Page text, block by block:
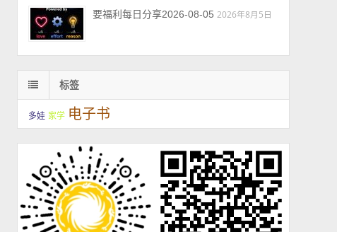
要福利每日分享2026-08-05 2026年8月5日
标签
多娃 家学 电子书